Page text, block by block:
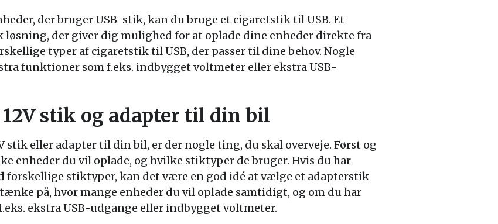
der bruger USB-stik, kan du bruge et cigaretstik til USB. Et
der giver dig mulighed for at oplade dine enheder direkte fra
typer af cigaretstik til USB, der passer til dine behov. Nogle
funktioner som f.eks. indbygget voltmeter eller ekstra USB-
stik og adapter til din bil
stik eller adapter til din bil, er der nogle ting, du skal overveje. Først og
enheder du vil oplade, og hvilke stiktyper de bruger. Hvis du har
forskellige stiktyper, kan det være en god idé at vælge et adapterstik
på, hvor mange enheder du vil oplade samtidigt, og om du har
ekstra USB-udgange eller indbygget voltmeter.